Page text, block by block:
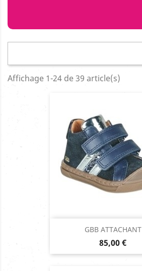
Affichage 1-24 de 39 article(s)
GBB ATTACHANT
Prix
85,00 €